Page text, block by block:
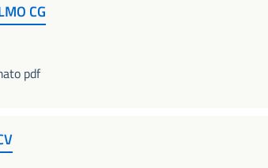
CG
pdf